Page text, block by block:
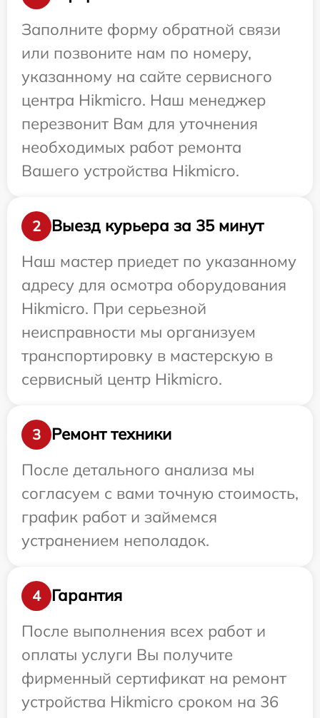
Заполните форму обратной связи
или позвоните нам по номеру,
указанному на сайте сервисного
центра Hikmicro. Наш менеджер
перезвонит Вам для уточнения
необходимых работ ремонта
Вашего устройства Hikmicro.
2
Выезд курьера за 35 минут
Наш мастер приедет по указанному
адресу для осмотра оборудования
Hikmicro. При серьезной
неисправности мы организуем
транспортировку в мастерскую в
сервисный центр Hikmicro.
3
Ремонт техники
После детального анализа мы
согласуем с вами точную стоимость,
график работ и займемся
устранением неполадок.
4
Гарантия
После выполнения всех работ и
оплаты услуги Вы получите
фирменный сертификат на ремонт
устройства Hikmicro сроком на 36